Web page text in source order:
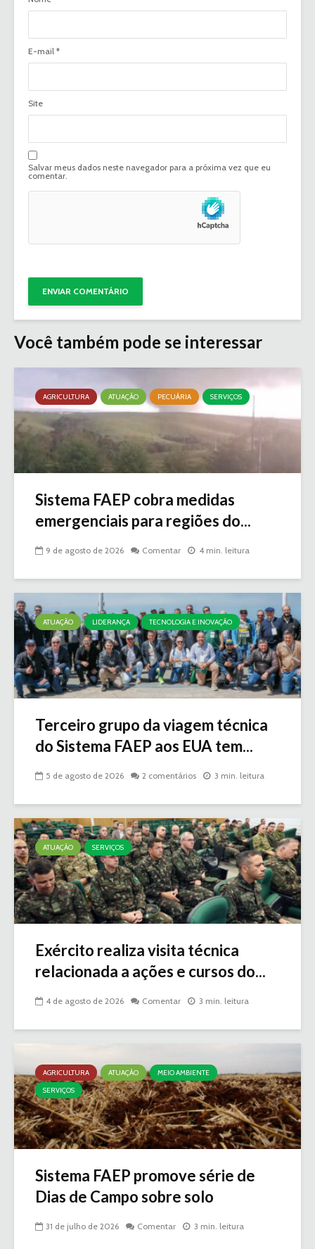
E-mail *
Site
Salvar meus dados neste navegador para a próxima vez que eu
comentar.
Você também pode se interessar
AGRICULTURA ATUAÇÃO PECUÁRIA SERVIÇOS
Sistema FAEP cobra medidas
emergenciais para regiões do...
9 de agosto de 2026 Comentar 4 min. leitura
ATUAÇÃO LIDERANÇA TECNOLOGIA E INOVAÇÃO
Terceiro grupo da viagem técnica
do Sistema FAEP aos EUA tem...
5 de agosto de 2026 2 comentários 3 min. leitura
ATUAÇÃO SERVIÇOS
Exército realiza visita técnica
relacionada a ações e cursos do...
4 de agosto de 2026 Comentar 3 min. leitura
AGRICULTURA ATUAÇÃO
MEIO AMBIENTE
SERVIÇOS
Sistema FAEP promove série de
Dias de Campo sobre solo
31 de julho de 2026 Comentar 3 min. leitura